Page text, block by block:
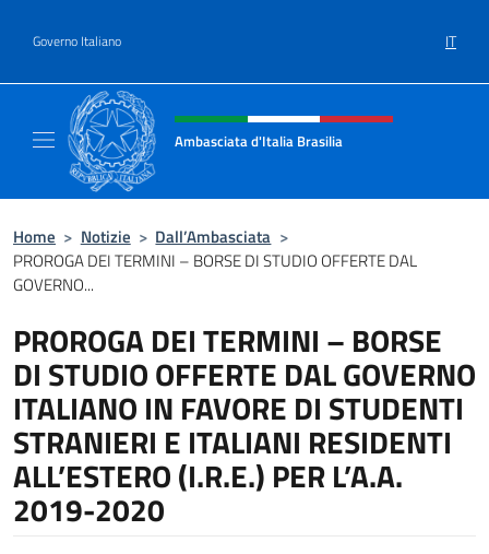
Governo Italiano IT
Intestazione sito, social e menù
Ambasciata d'Italia Brasilia
Home > Notizie > Dall’Ambasciata >
PROROGA DEI TERMINI – BORSE DI STUDIO OFFERTE DAL
GOVERNO...
PROROGA DEI TERMINI – BORSE
DI STUDIO OFFERTE DAL GOVERNO
ITALIANO IN FAVORE DI STUDENTI
STRANIERI E ITALIANI RESIDENTI
ALL’ESTERO (I.R.E.) PER L’A.A.
2019-2020